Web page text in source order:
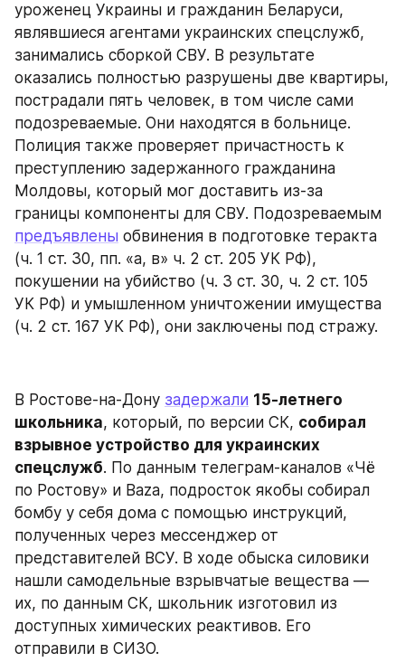
уроженец Украины и гражданин Беларуси,
являвшиеся агентами украинских спецслужб,
занимались сборкой СВУ. В результате
оказались полностью разрушены две квартиры,
пострадали пять человек, в том числе сами
подозреваемые. Они находятся в больнице.
Полиция также проверяет причастность к
преступлению задержанного гражданина
Молдовы, который мог доставить из-за
предъявлены обвинения в подготовке теракта
(ч. 1 ст. 30, пп. «а, в» ч. 2 ст. 205 УК РФ),
покушении на убийство (ч. 3 ст. 30, ч. 2 ст. 105
УК РФ) и умышленном уничтожении имущества
(ч. 2 ст. 167 УК РФ), они заключены под стражу.
В Ростове-на-Дону задержали 15-летнего
школьника, который, по версии СК, собирал
взрывное устройство для украинских
спецслужб. По данным телеграм-каналов «Чё
по Ростову» и Baza, подросток якобы собирал
бомбу у себя дома с помощью инструкций,
полученных через мессенджер от
представителей ВСУ. В ходе обыска силовики
нашли самодельные взрывчатые вещества —
их, по данным СК, школьник изготовил из
доступных химических реактивов. Его
отправили в СИЗО.